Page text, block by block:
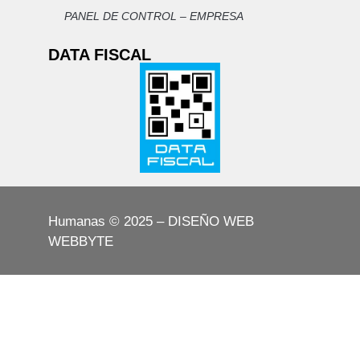
· Título universitario con orientación
Licenciatura en Ciencias de la Educación o
carrera afín con incumbencia en el nivel medio,
conforme al Artículo 137 de la Ley N° 9870 y al
Estatuto del Docente de la Provincia de
Córdoba (Ley N° 4826). · Profesionales
de otras disciplinas: acreditar trayecto
pedagógico completo reconocido por el
Ministerio de Educación de la Provincia de
Córdoba o institución de nivel superior
posgrado en gestión educativa, dirección
PANEL DE CONTROL – EMPRESA
DATA FISCAL
Humanas © 2025 – DISEÑO WEB
WEBBYTE